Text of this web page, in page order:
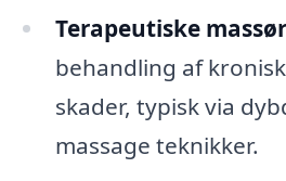
Terapeutiske
behandling af
skader, typisk via
massage teknikker.